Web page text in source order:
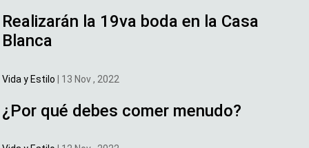
Realizarán la 19va boda en la Casa
Blanca
Vida y Estilo 13 Nov , 2022
¿Por qué debes comer menudo?